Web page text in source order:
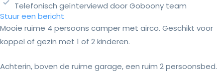
Telefonisch geïnterviewd door Goboony team
Stuur een bericht
Mooie ruime 4 persoons camper met airco. Geschikt voor
koppel of gezin met 1 of 2 kinderen.
Achterin, boven de ruime garage, een ruim 2 persoonsbed.